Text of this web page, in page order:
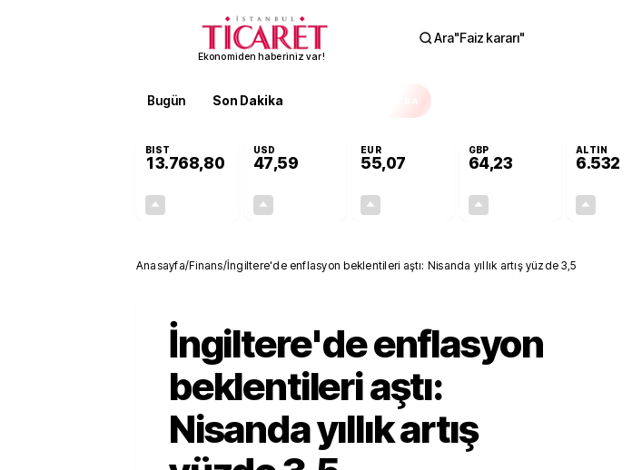
Ekonomiden haberiniz var!
Ara"Faiz kararı"
Bugün Son Dakika
BIST
13.768,80
USD
47,59
EUR
55,07
GBP
64,23
ALTIN
6.532
Anasayfa/Finans/İngiltere'de enflasyon beklentileri aştı: Nisanda yıllık artış yüzde 3,5
İngiltere'de enflasyon
beklentileri aştı:
Nisanda yıllık artış